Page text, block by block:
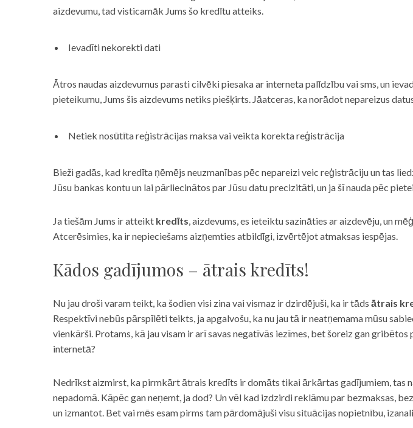
aizdevumu, tad visticamāk Jums šo kredītu atteiks.
Ievadīti nekorekti dati
Ātros naudas aizdevumus parasti cilvēki piesaka ar interneta palīdzību vai sms, un
pieteikumu, Jums šis aizdevums netiks piešķirts. Jāatceras, ka norādot nepareizus
Netiek nosūtīta reģistrācijas maksa vai veikta korekta reģistrācija
Bieži gadās, kad kredīta ņēmējs neuzmanības pēc nepareizi veic reģistrāciju un tas
Jūsu bankas kontu un lai pārliecinātos par Jūsu datu precizitāti, un ja šī nauda pēc
Ja tiešām Jums ir atteikt kredīts, aizdevums, es ieteiktu sazināties ar aizdevēju, un
Atcerēsimies, ka ir nepieciešams aizņemties atbildīgi, izvērtējot atmaksas iespējas.
Kādos gadījumos – ātrais kredīts!
Nu jau droši varam teikt, ka šodien visi zina vai vismaz ir dzirdējuši, ka ir tāds ātrais
Respektīvi nebūs pārspīlēti teikts, ja apgalvošu, ka nu jau tā ir neatņemama mūsu
vienkārši. Protams, kā jau visam ir arī savas negatīvās iezīmes, bet šoreiz gan
internetā?
Nedrīkst aizmirst, ka pirmkārt ātrais kredīts ir domāts tikai ārkārtas gadījumiem,
nepadomā. Kāpēc gan neņemt, ja dod? Un vēl kad izdzirdi reklāmu par bezmaksas,
un izmantot. Bet vai mēs esam pirms tam pārdomājuši visu situācijas nopietnību,